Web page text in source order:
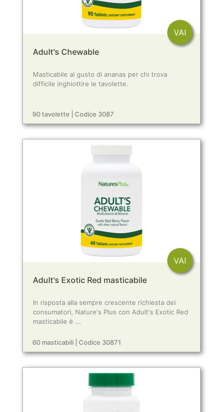
VAI
Adult's Chewable
Masticabile al gusto di ananas per chi trova
difficile inghiottire le tavolette.
90 tavolette | Codice 3087
VAI
Adult's Exotic Red masticabile
In risposta alla sempre crescente richiesta dei
consumatori, Nature's Plus con Adult's Exotic Red
masticabile è ...
60 masticabili | Codice 30871